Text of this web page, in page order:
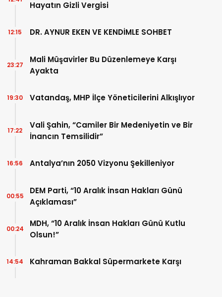
Hayatın Gizli Vergisi
DR. AYNUR EKEN VE KENDİMLE SOHBET
12:15
Mali Müşavirler Bu Düzenlemeye Karşı
Ayakta
23:27
Vatandaş, MHP İlçe Yöneticilerini Alkışlıyor
19:30
Vali Şahin, “Camiler Bir Medeniyetin ve Bir
İnancın Temsilidir”
17:22
Antalya’nın 2050 Vizyonu Şekilleniyor
16:56
DEM Parti, “10 Aralık İnsan Hakları Günü
Açıklaması”
00:55
MDH, “10 Aralık İnsan Hakları Günü Kutlu
Olsun!”
00:24
Kahraman Bakkal Süpermarkete Karşı
14:54